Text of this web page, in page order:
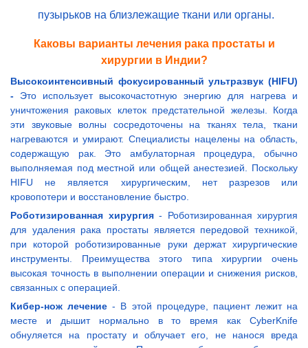
пузырьков на близлежащие ткани или органы.
Каковы варианты лечения рака простаты и
хирургии в Индии?
Высокоинтенсивный фокусированный ультразвук (HIFU)
- Это использует высокочастотную энергию для нагрева и
уничтожения раковых клеток предстательной железы. Когда
эти звуковые волны сосредоточены на тканях тела, ткани
нагреваются и умирают. Специалисты нацелены на область,
содержащую рак. Это амбулаторная процедура, обычно
выполняемая под местной или общей анестезией. Поскольку
HIFU не является хирургическим, нет разрезов или
кровопотери и восстановление быстро.
Роботизированная хирургия- Роботизированная хирургия
для удаления рака простаты является передовой техникой,
при которой роботизированные руки держат хирургические
инструменты. Преимущества этого типа хирургии очень
высокая точность в выполнении операции и снижения рисков,
связанных с операцией.
Кибер-нож лечение - В этой процедуре, пациент лежит на
месте и дышит нормально в то время как CyberKnife
обнуляется на простату и облучает его, не нанося вреда